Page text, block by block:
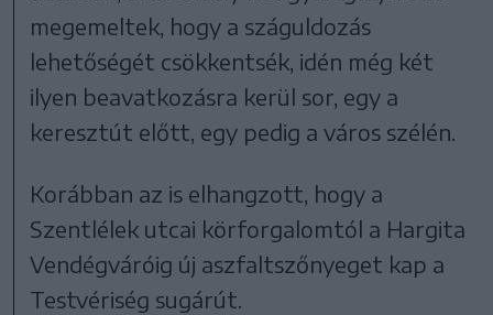
megemeltek, hogy a száguldozás
lehetőségét csökkentsék, idén még két
ilyen beavatkozásra kerül sor, egy a
keresztút előtt, egy pedig a város szélén.
Korábban az is elhangzott, hogy a
Szentlélek utcai körforgalomtól a Hargita
Vendégváróig új aszfaltszőnyeget kap a
Testvériség sugárút.